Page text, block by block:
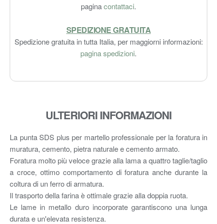
paginacontattaci.
SPEDIZIONE GRATUITA
Spedizione gratuita in tutta Italia, per maggiorni informazioni:
pagina spedizioni.
ULTERIORI INFORMAZIONI
La punta SDS plus per martello professionale per la foratura in
muratura, cemento, pietra naturale e cemento armato.
Foratura molto più veloce grazie alla lama a quattro taglie/taglio
a croce, ottimo comportamento di foratura anche durante la
coltura di un ferro di armatura.
Il trasporto della farina è ottimale grazie alla doppia ruota.
Le lame in metallo duro incorporate garantiscono una lunga
durata e un'elevata resistenza.